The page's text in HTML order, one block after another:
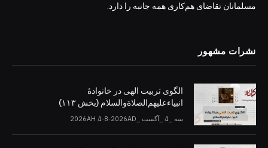
مسلمانان تقاضای هم‌کاری همه جانبه را دارد.
نشرات مشهور
الگوی تربیت الهی در خانوادۀ
انبیاءعلیهم‌الصلاةو‌السلام (بخش ۱۱۳)
سه _4 _آگست _2026AH 4-8-2026AD